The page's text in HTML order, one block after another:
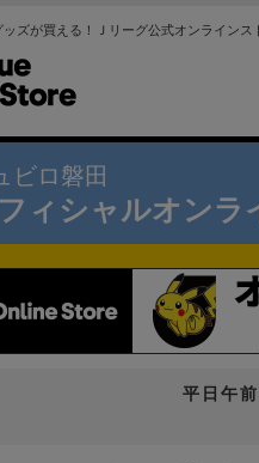
ズが買える！Ｊリーグ公式オンラインス
ビロ磐田
ィシャルオンラ
平日午